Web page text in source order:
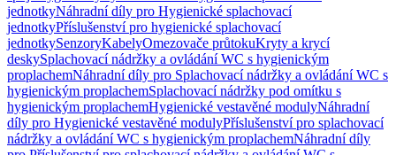
jednotkyNáhradní díly pro Hygienické splachovací
jednotkyPříslušenství pro hygienické splachovací
jednotkySenzoryKabelyOmezovače průtokuKryty a krycí
deskySplachovací nádržky a ovládání WC s hygienickým
proplachemNáhradní díly pro Splachovací nádržky a ovládání WC s
hygienickým proplachemSplachovací nádržky pod omítku s
hygienickým proplachemHygienické vestavěné modulyNáhradní
díly pro Hygienické vestavěné modulyPříslušenství pro splachovací
nádržky a ovládání WC s hygienickým proplachemNáhradní díly